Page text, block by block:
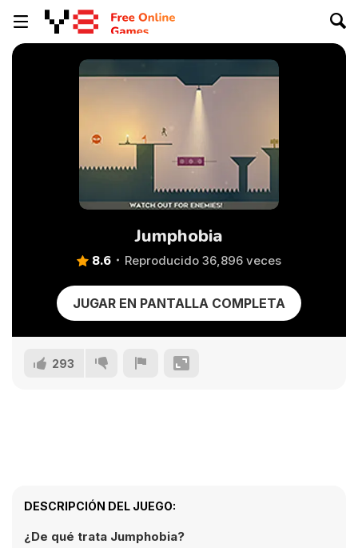
Jumphobia
8.6 Reproducido 36,896 veces
JUGAR EN PANTALLA COMPLETA
293
DESCRIPCIÓN DEL JUEGO:
¿De qué trata Jumphobia?